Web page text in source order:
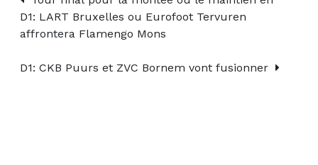
D1: LART Bruxelles ou Eurofoot Tervuren
affrontera Flamengo Mons
D1: CKB Puurs et ZVC Bornem vont fusionner